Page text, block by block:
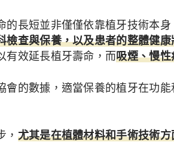
的長短並非僅僅依靠植牙技術本
檢查與保養，以及患者的整體健康
有效延長植牙壽命，而吸煙、慢
會的數據，適當保養的植牙在功能
， 尤其是在植體材料和手術技術方